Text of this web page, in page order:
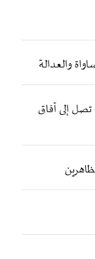
والعدالة
تصل إلى آفاق